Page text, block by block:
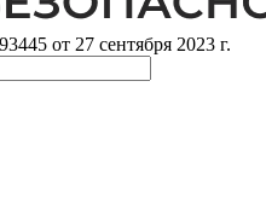
от 27 сентября 2023 г.